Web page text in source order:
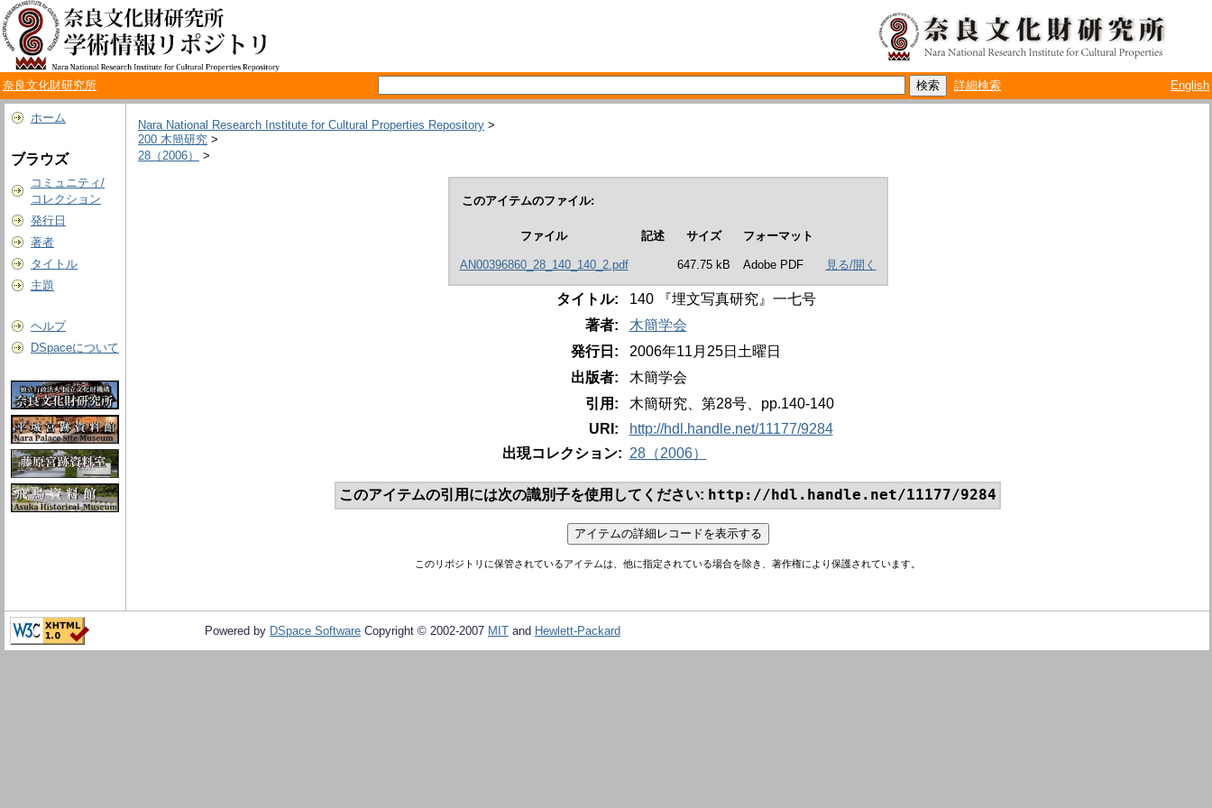
奈良文化財研究所 詳細検索 English
ホーム
ブラウズ
コミュニティ/
コレクション
発行日
著者
タイトル
主題
ヘルプ
DSpaceについて
Nara National Research Institute for Cultural Properties Repository >
200 木簡研究 >
28（2006）
>
このアイテムのファイル:
ファイル 記述 サイズ フォーマット
AN00396860_28_140_140_2.pdf 647.75 kB Adobe PDF 見る/開く
タイトル:
140 『埋文写真研究』一七号
著者:
木簡学会
発行日:
2006年11月25日土曜日
出版者:
木簡学会
引用:
木簡研究、第28号、pp.140-140
URI:
http://hdl.handle.net/11177/9284
出現コレクション: 28（2006）
このアイテムの引用には次の識別子を使用してください: http://hdl.handle.net/11177/9284
このリポジトリに保管されているアイテムは、他に指定されている場合を除き、著作権により保護されています。
Powered by DSpace Software Copyright © 2002-2007 MIT and Hewlett-Packard